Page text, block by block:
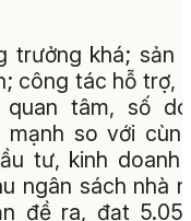
trưởng khá; sản
công tác hỗ trợ,
tâm, số
mạnh so với
tư, kinh doanh
ngân sách nhà
đề ra, đạt